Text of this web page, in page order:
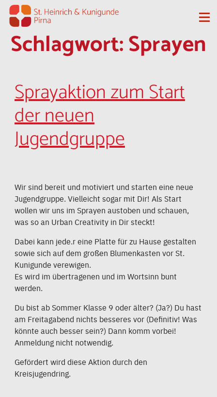
Zum Inhalt springen
Schlagwort:Sprayen
Sprayaktion zum Start
der neuen
Jugendgruppe
Wir sind bereit und motiviert und starten eine neue
Jugendgruppe. Vielleicht sogar mit Dir! Als Start
wollen wir uns im Sprayen austoben und schauen,
was so an Urban Creativity in Dir steckt!
Dabei kann jede.r eine Platte für zu Hause gestalten
sowie sich auf dem großen Blumenkasten vor St.
Kunigunde verewigen.
Es wird im übertragenen und im Wortsinn bunt
werden.
Du bist ab Sommer Klasse 9 oder älter? (Ja?) Du hast
am Freitagabend nichts besseres vor (Definitiv! Was
könnte auch besser sein?) Dann komm vorbei!
Anmeldung nicht notwendig.
Gefördert wird diese Aktion durch den
Kreisjugendring.